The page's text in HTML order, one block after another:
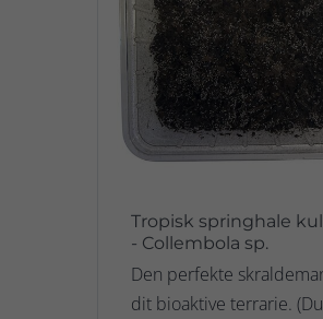
Tropisk springhale
- Collembola sp.
Den perfekte
dit bioaktive terrarie.